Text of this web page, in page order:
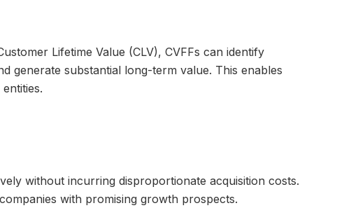
Lifetime Value (CLV), CVFFs can identify
generate substantial long-term value. This enables
without incurring disproportionate acquisition costs.
with promising growth prospects.